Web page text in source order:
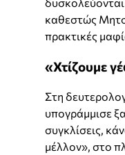
καθεστώς
πρακτικές
«Χτίζουμε
Στη
υπογράμμισε
συγκλίσεις,
μέλλον», στο